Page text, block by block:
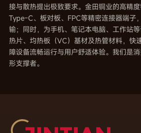
接与散热提出极致要求。金田铜业的高精
Type-C、板对板、FPC等精密连接器端子
输；同时，为手机、笔记本电脑、工作站
热片、均热板（VC）基材及热管材料，快
障设备流畅运行与用户舒适体验。我们是
形支撑者。